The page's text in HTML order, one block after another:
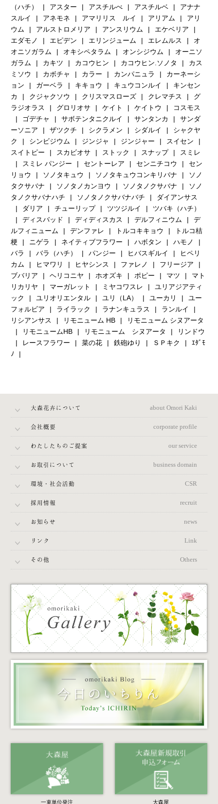
（ハチ）
アスター アスチルべ アスチルベ
アナナ
スルイ
アネモネ アマリリス ルイ アリアム
アリ
ウム
アルストロメリア アンスリウム
エケベリア
エダモノ
エピデン エリンジューム エレムルス
オ
オニソガラム
オキシペタラム オンシジウム
オーニソ
ガラム
カキツ カコウヒン カコウヒン.ソノタ
カス
ミソウ
カボチャ カラー カンパニュラ
カーネーシ
ョン
ガーベラ キキョウ キュウコンルイ
キンセン
カ
クジャクソウ クリスマスローズ クレマチス
グ
ラジオラス
グロリオサ ケイト ケイトウ
コスモス
ゴデチャ
サボテンタニクルイ サンタンカ
サンダ
ーソニア
ザツクチ シクラメン シダルイ
シャクヤ
ク
シンビジウム ジンジャ ジンジャー
スイセン
スイトピー
スカビオサ ストック スナップ
スミレ
スミレ パンジー
セントーレア センニチコウ
セン
リョウ
ソノタキュウ ソノタキュウコンキリバナ
ソノ
タクサバナ
ソノタノカンヨウ ソノタノクサバナ
ソノ
タノクサバナハチ
ソノタノクサバナバチ
ダイアンサス
ダリア
チューリップ ツツジルイ
ツバキ（ハチ）
ディスバッド
ディディスカス デルフィニウム
デ
ルフィニューム
デンファレ トルコキキョウ
トルコ桔
梗
ニゲラ ネイティブフラワー ハボタン
ハモノ
バラ
バラ（ハチ） パンジー ヒバスギルイ
ヒペリ
カム
ヒマワリ ヒヤシンス ファレノ
フリージア
ブバリア
ヘリコニヤ ホオズキ ポピー マツ
マト
リカリヤ
マーガレット ミヤコワスレ
ユリアジアティ
ック
ユリオリエンタル ユリ（LA） ユーカリ
ユー
フォルビア
ライラック ラナンキュラス
ランルイ
リシアンサス
リモニューム HB
リモニューム シヌアータ
リモニュームHB
リモニューム シヌアータ
リンドウ
レースフラワー
菜の花 鉄砲ゆり ＳＰキク
ｴﾀﾞﾓ
ﾉ
大森花卉について about Omori Kaki
会社概要 corporate profile
わたしたちのご提案 our service
お取引について business domain
環境・社会活動 CSR
採用情報 recruit
お知らせ news
リンク Link
その他 Others
一束単位発注 大森屋